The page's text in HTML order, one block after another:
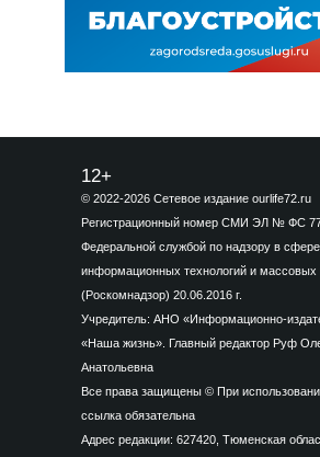
12+
© 2022-2026 Сетевое издание ourlife72.ru
Регистрационный номер СМИ ЭЛ № ФС
Федеральной службой по надзору в сфере
информационных технологий и массовых
(Роскомнадзор) 20.06.2016 г.
Учредитель: АНО «Информационно-
«Наша жизнь». Главный редактор Руф
Анатольевна
Все права защищены © При
ссылка обязательна
Адрес редакции: 627420, Тюменская